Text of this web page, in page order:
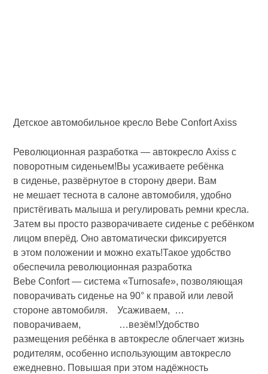
Детское автомобильное кресло Bebe Confort Axiss
Революционная разработка — автокресло Axiss с
поворотным сиденьем!Вы усаживаете ребёнка
в сиденье, развёрнутое в сторону двери. Вам
не мешает теснота в салоне автомобиля, удобно
пристёгивать малыша и регулировать ремни кресла.
Затем вы просто разворачиваете сиденье с ребёнком
лицом вперёд. Оно автоматически фиксируется
в этом положении и можно ехать!Такое удобство
обеспечила революционная разработка
Bebe Confort — система «Turnosafe», позволяющая
поворачивать сиденье на 90° к правой или левой
стороне автомобиля. Усаживаем, …
поворачиваем, …везём!Удобство
размещения ребёнка в автокресле облегчает жизнь
родителям, особенно использующим автокресло
ежедневно. Повышая при этом надёжность